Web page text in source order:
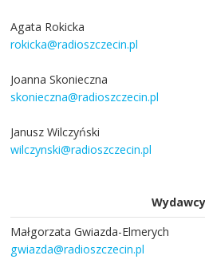
Agata Rokicka
rokicka@radioszczecin.pl
Joanna Skonieczna
skonieczna@radioszczecin.pl
Janusz Wilczyński
wilczynski@radioszczecin.pl
Wydawcy
Małgorzata Gwiazda-Elmerych
gwiazda@radioszczecin.pl